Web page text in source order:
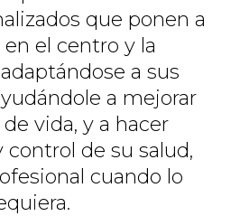
que ponen a
en el centro y la
a sus
a mejorar
vida, y a hacer
de su salud,
cuando lo